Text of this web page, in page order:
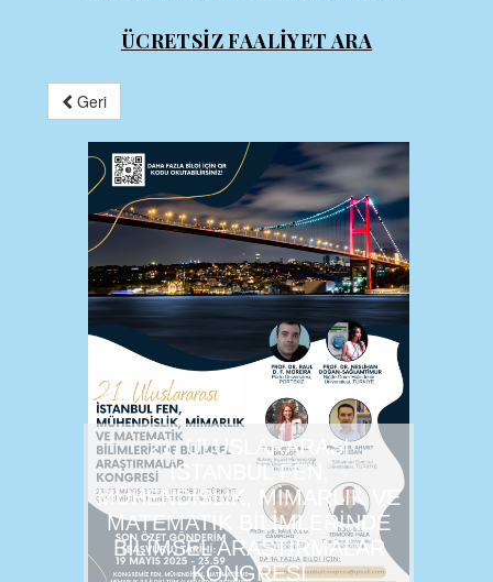
ÜCRETSİZ FAALİYET ARA
Geri
21. ULUSLARARASI
İSTANBUL FEN,
MÜHENDİSLİK, MİMARLIK VE
MATEMATİK BİLİMLERİNDE
BİLİMSEL ARAŞTIRMALAR
KONGRESİ